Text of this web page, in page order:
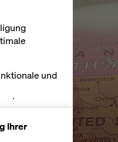
und
zu
zu
Ihrer